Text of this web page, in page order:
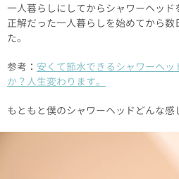
一人暮らしにしてからシャワーヘッ
正解だった一人暮らしを始めてから
た。
参考： 安くて節水できるシャワーヘ
か？人生変わります。
もともと僕のシャワーヘッドどんな感